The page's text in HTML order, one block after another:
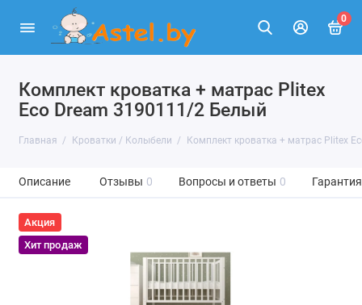
0
Комплект кроватка + матрас Plitex
Eco Dream 3190111/2 Белый
Главная Кроватки / Колыбели Комплект кроватка + матрас Plitex
Описание Отзывы 0 Вопросы и ответы 0 Гарантия
Акция
Хит продаж